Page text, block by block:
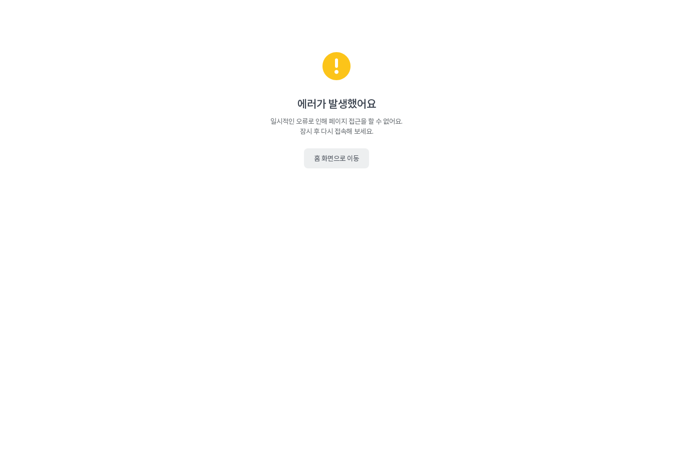
에러가 발생했어요
일시적인 오류로 인해 페이지 접근을 할 수 없어요.
잠시 후 다시 접속해 보세요.
홈 화면으로 이동